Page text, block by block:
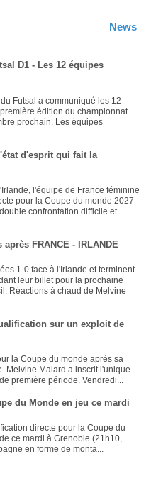
News
D1 - Les 12 équipes
Futsal a communiqué les 12
édition du championnat
prochain. Les équipes
d'esprit qui fait la
l'équipe de France féminine
pour la Coupe du monde 2027
confrontation difficile et
FRANCE - IRLANDE
1-0 face à l'Irlande et terminent
leur billet pour la prochaine
Réactions à chaud de Melvine
sur un exploit de
la Coupe du monde après sa
Melvine Malard a inscrit l'unique
première période. Vendredi...
du Monde en jeu ce mardi
directe pour la Coupe du
ce mardi à Grenoble (21h10,
en forme de monta...